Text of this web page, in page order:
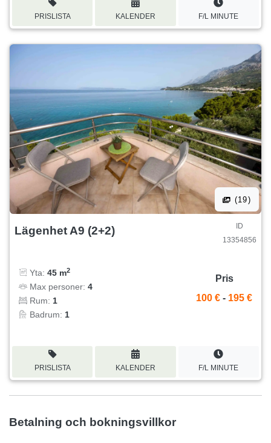
PRISLISTA KALENDER F/L MINUTE
(19)
Lägenhet A9 (2+2)
ID
13354856
Yta: 45 m2
Max personer: 4
Rum: 1
Badrum: 1
Pris
100 € - 195 €
PRISLISTA KALENDER F/L MINUTE
Betalning och bokningsvillkor